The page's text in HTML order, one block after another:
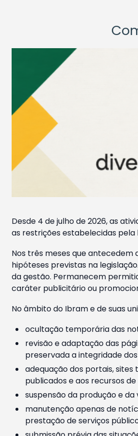
Desde 4 de julho de 2026, as
as restrições estabelecidas pela
Nos três meses que antecedem
hipóteses previstas na
da gestão. Permanecem
caráter publicitário ou
No âmbito do Ibram e de suas
ocultação temporária das
revisão e adaptação das
preservada a integridade
adequação dos portais, sites
publicados e aos recursos
suspensão da produção e
manutenção apenas de
prestação de serviços